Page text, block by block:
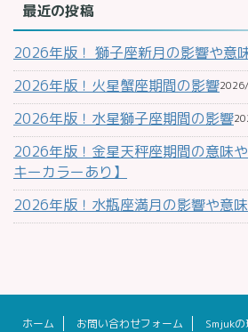
最近の投稿
2026年版！ 獅子座新月の影響や意
2026年版！火星蟹座期間の影響
2026年版！水星獅子座期間の影響
2026年版！金星天秤座期間の意味
キーカラーあり】
2026年版！水瓶座満月の影響や意味
ホーム お問い合わせフォーム Smjuk